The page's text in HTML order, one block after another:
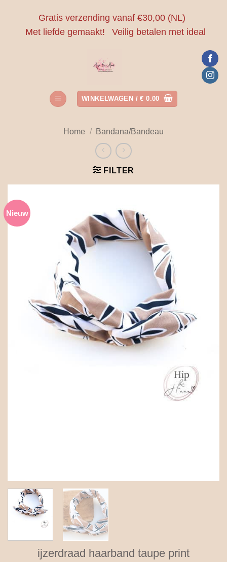
Gratis verzending vanaf €30,00 (NL)
Met liefde gemaakt!
Veilig betalen met ideal
WINKELWAGEN /€ 0.00
Home / Bandana/Bandeau
FILTER
Nieuw
ijzerdraad haarband taupe print